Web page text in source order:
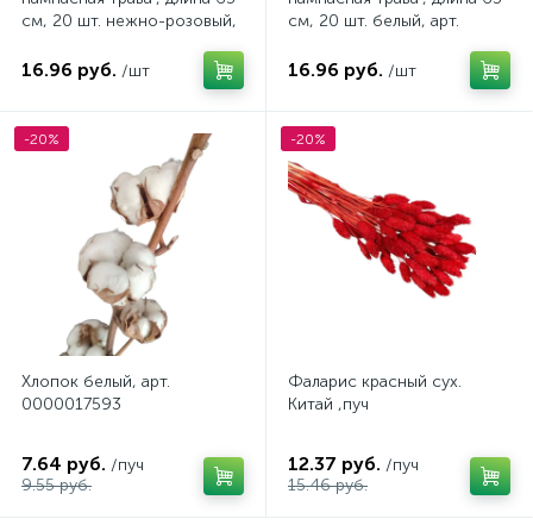
см, 20 шт. нежно-розовый,
16.96 руб. /шт
см, 20 шт. белый, арт.
16.96 руб. /шт
-20%
Хлопок белый, арт.
0000017593
7.64 руб. /пуч
9.55 руб.
-20%
Фаларис красный сух.
Китай ,пуч
12.37 руб. /пуч
15.46 руб.